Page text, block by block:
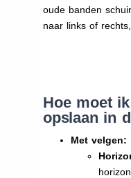
oude banden
naar links of
Hoe moet
opslaan in
Met velgen: